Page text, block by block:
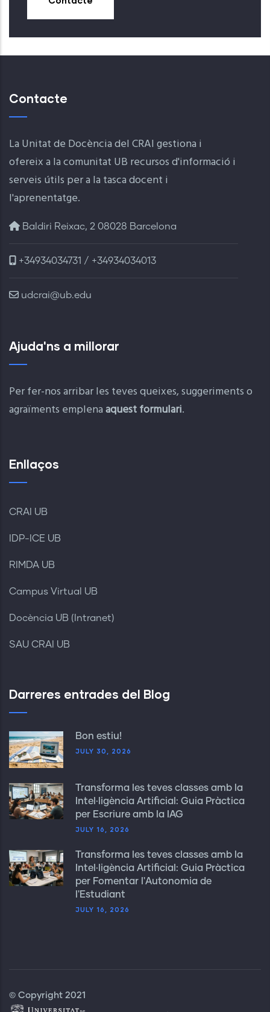
Contacte
La Unitat de Docència del CRAI gestiona i
ofereix a la comunitat UB recursos d'informació i
serveis útils per a la tasca docent i
l'aprenentatge.
Baldiri Reixac, 2 08028 Barcelona
+34934034731 / +34934034013
udcrai@ub.edu
Ajuda'ns a millorar
Per fer-nos arribar les teves queixes, suggeriments o
agraïments emplenaaquest formulari.
Enllaços
CRAI UB
IDP-ICE UB
RIMDA UB
Campus Virtual UB
Docència UB (Intranet)
SAU CRAI UB
Darreres entrades del Blog
Bon estiu!
JULY 30, 2026
Transforma les teves classes amb la
Intel·ligència Artificial: Guia Pràctica
per Escriure amb la IAG
JULY 16, 2026
Transforma les teves classes amb la
Intel·ligència Artificial: Guia Pràctica
per Fomentar l'Autonomia de
l'Estudiant
JULY 16, 2026
© Copyright 2021